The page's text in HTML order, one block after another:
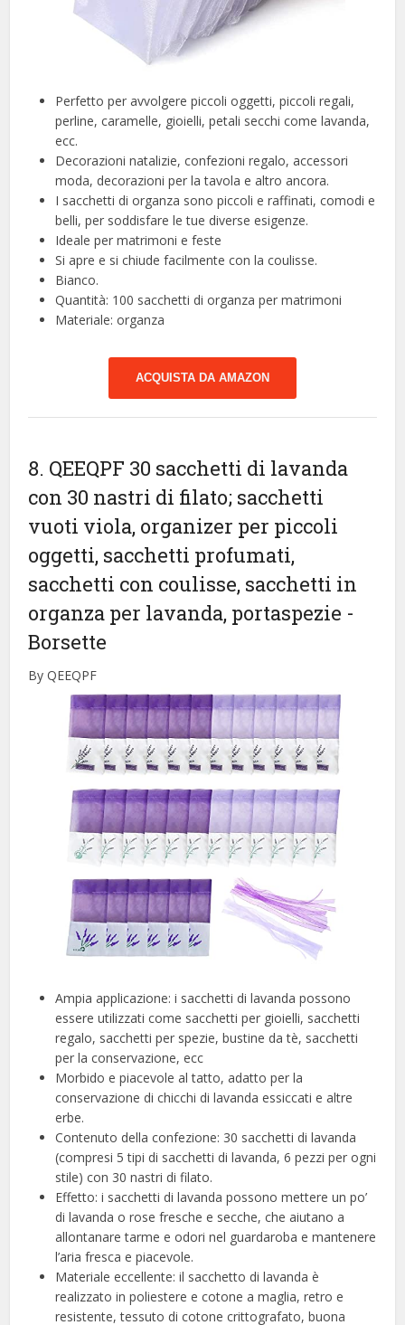
Perfetto per avvolgere piccoli oggetti, piccoli regali,
perline, caramelle, gioielli, petali secchi come lavanda,
ecc.
Decorazioni natalizie, confezioni regalo, accessori
moda, decorazioni per la tavola e altro ancora.
I sacchetti di organza sono piccoli e raffinati, comodi e
belli, per soddisfare le tue diverse esigenze.
Ideale per matrimoni e feste
Si apre e si chiude facilmente con la coulisse.
Bianco.
Quantità: 100 sacchetti di organza per matrimoni
Materiale: organza
ACQUISTA DA AMAZON
8. QEEQPF 30 sacchetti di lavanda
con 30 nastri di filato; sacchetti
vuoti viola, organizer per piccoli
oggetti, sacchetti profumati,
sacchetti con coulisse, sacchetti in
organza per lavanda, portaspezie -
Borsette
By QEEQPF
Ampia applicazione: i sacchetti di lavanda possono
essere utilizzati come sacchetti per gioielli, sacchetti
regalo, sacchetti per spezie, bustine da tè, sacchetti
per la conservazione, ecc
Morbido e piacevole al tatto, adatto per la
conservazione di chicchi di lavanda essiccati e altre
erbe.
Contenuto della confezione: 30 sacchetti di lavanda
(compresi 5 tipi di sacchetti di lavanda, 6 pezzi per ogni
stile) con 30 nastri di filato.
Effetto: i sacchetti di lavanda possono mettere un po’
di lavanda o rose fresche e secche, che aiutano a
allontanare tarme e odori nel guardaroba e mantenere
l’aria fresca e piacevole.
Materiale eccellente: il sacchetto di lavanda è
realizzato in poliestere e cotone a maglia, retro e
resistente, tessuto di cotone crittografato, buona